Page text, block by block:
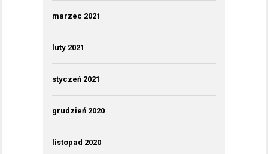
marzec 2021
luty 2021
styczeń 2021
grudzień 2020
listopad 2020